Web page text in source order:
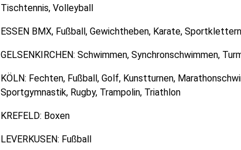
Tischtennis, Volleyball
ESSEN BMX, Fußball, Gewichtheben, Karate,
GELSENKIRCHEN: Schwimmen, Synchronschwimmen,
KÖLN: Fechten, Fußball, Golf, Kunstturnen,
Sportgymnastik, Rugby, Trampolin, Triathlon
KREFELD: Boxen
LEVERKUSEN: Fußball